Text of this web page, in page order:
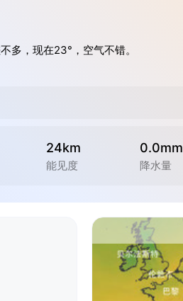
多，现在23°，空气不错。
24km
能见度
0.0mm
降水量